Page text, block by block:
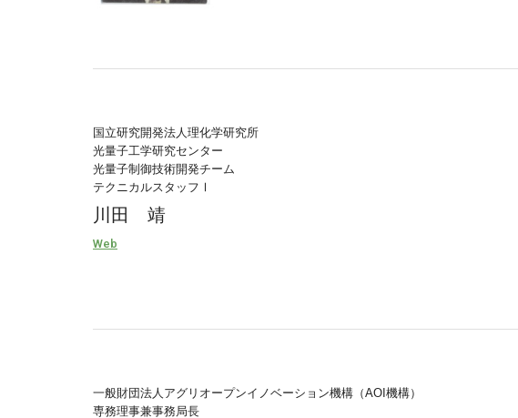
国立研究開発法人理化学研究所
光量子工学研究センター
光量子制御技術開発チーム
テクニカルスタッフⅠ
川田 靖
Web
一般財団法人アグリオープンイノベーション機構（AOI機構）
専務理事兼事務局長